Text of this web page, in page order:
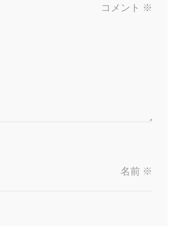
コメント ※
名前 ※